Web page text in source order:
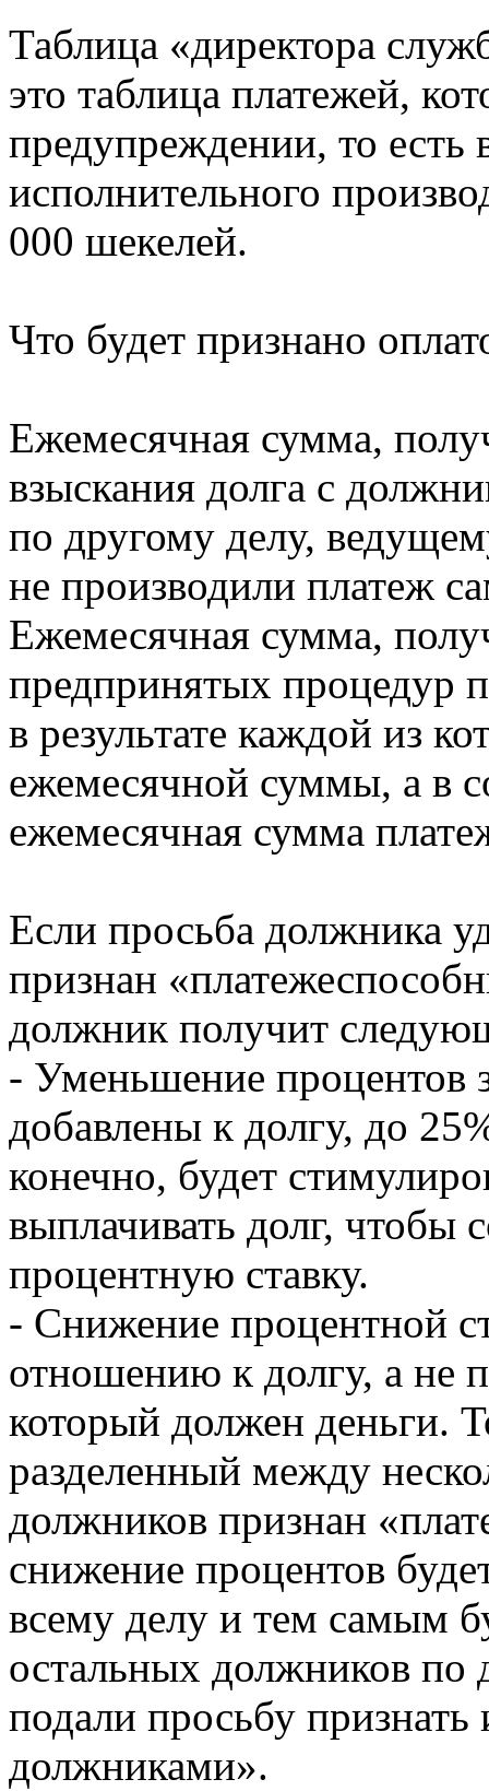
Таблица «директора
это таблица платежей,
предупреждении, то есть
исполнительного
000 шекелей.
Что будет признано
Ежемесячная сумма,
взыскания долга с
по другому делу,
не производили платеж
Ежемесячная сумма,
предпринятых процедур
в результате каждой из
ежемесячной суммы, а в
ежемесячная сумма
Если просьба должника
признан
должник получит
- Уменьшение процентов
добавлены к долгу, до
конечно, будет
выплачивать долг, чтобы
процентную ставку.
- Снижение процентной
отношению к долгу, а не
который должен деньги.
разделенный между
должников признан
снижение процентов
всему делу и тем самым
остальных должников по
подали просьбу
должниками».